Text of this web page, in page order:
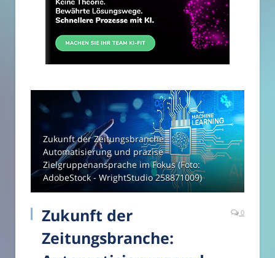
Zukunft der Zeitungsbranche:
Automatisierung und präzise
Zielgruppenansprache im Fokus (Foto:
AdobeStock - WrightStudio 258871009)
Zukunft der
Zeitungsbranche:
0